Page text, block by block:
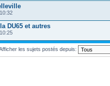
DU65 et autres
les sujets postés depuis: